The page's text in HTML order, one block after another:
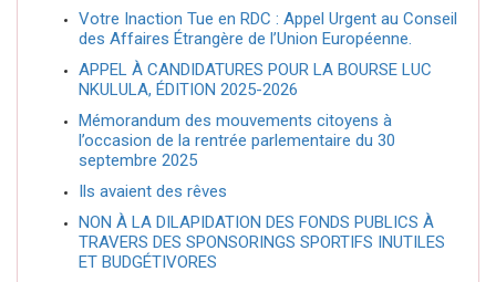
Votre Inaction Tue en RDC : Appel Urgent au Conseil
des Affaires Étrangère de l’Union Européenne.
APPEL À CANDIDATURES POUR LA BOURSE LUC
NKULULA, ÉDITION 2025-2026
Mémorandum des mouvements citoyens à
l’occasion de la rentrée parlementaire du 30
septembre 2025
Ils avaient des rêves
NON À LA DILAPIDATION DES FONDS PUBLICS À
TRAVERS DES SPONSORINGS SPORTIFS INUTILES
ET BUDGÉTIVORES